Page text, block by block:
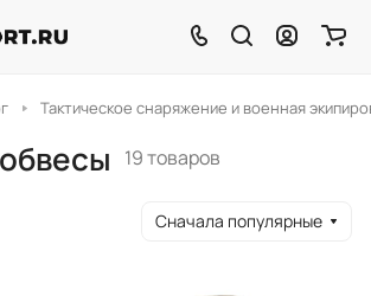
Тактическое снаряжение и военная
19 товаров
Сначала популярные